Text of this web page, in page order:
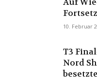
10. Februar
T3
Nord